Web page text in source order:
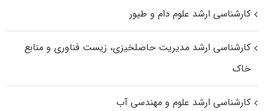
کارشناسی ارشد علوم دام و طیور
کارشناسی ارشد مدیریت حاصلخیزی، زیست فناوری و منابع
خاک
کارشناسی ارشد علوم و مهندسی آب